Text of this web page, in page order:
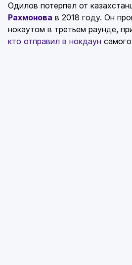
Одилов потерпел от
Рахмонова в 2018 году. Он
нокаутом в третьем раунде,
кто отправил в нокдаун